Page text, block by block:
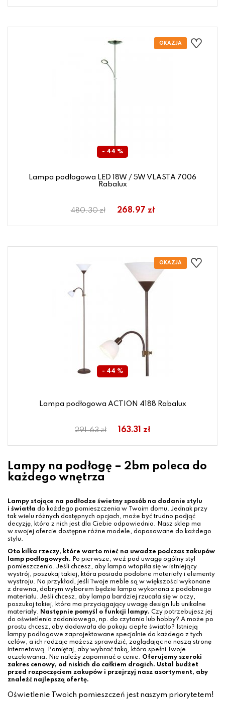
- 44 %
Lampa podłogowa LED 18W / 5W VLASTA 7006
Rabalux
480.30 zł 268.97 zł
- 44 %
Lampa podłogowa ACTION 4188 Rabalux
291.63 zł 163.31 zł
Lampy na podłogę – 2bm poleca do
każdego wnętrza
Lampy stojące na podłodze świetny sposób na dodanie stylu
i światła do każdego pomieszczenia w Twoim domu. Jednak przy
tak wielu różnych dostępnych opcjach, może być trudno podjąć
decyzję, która z nich jest dla Ciebie odpowiednia. Nasz sklep ma
w swojej ofercie dostępne różne modele, dopasowane do każdego
stylu.
Oto kilka rzeczy, które warto mieć na uwadze podczas zakupów
lamp podłogowych. Po pierwsze, weź pod uwagę ogólny styl
pomieszczenia. Jeśli chcesz, aby lampa wtopiła się w istniejący
wystrój, poszukaj takiej, która posiada podobne materiały i elementy
wystroju. Na przykład, jeśli Twoje meble są w większości wykonane
z drewna, dobrym wyborem będzie lampa wykonana z podobnego
materiału. Jeśli chcesz, aby lampa bardziej rzucała się w oczy,
poszukaj takiej, która ma przyciągający uwagę design lub unikalne
materiały. Następnie pomyśl o funkcji lampy. Czy potrzebujesz jej
do oświetlenia zadaniowego, np. do czytania lub hobby? A może po
prostu chcesz, aby dodawała do pokoju ciepłe światło? Istnieją
lampy podłogowe zaprojektowane specjalnie do każdego z tych
celów, a ich rodzaje możesz sprawdzić, zaglądając na naszą stronę
internetową. Pamiętaj, aby wybrać taką, która spełni Twoje
oczekiwania. Nie należy zapominać o cenie. Oferujemy szeroki
zakres cenowy, od niskich do całkiem drogich. Ustal budżet
przed rozpoczęciem zakupów i przejrzyj nasz asortyment, aby
znaleźć najlepszą ofertę.
Oświetlenie Twoich pomieszczeń jest naszym priorytetem!